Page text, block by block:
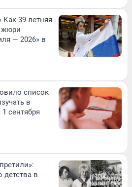
39-летняя
жюри
— 2026» в
список
в
сентября
детства в